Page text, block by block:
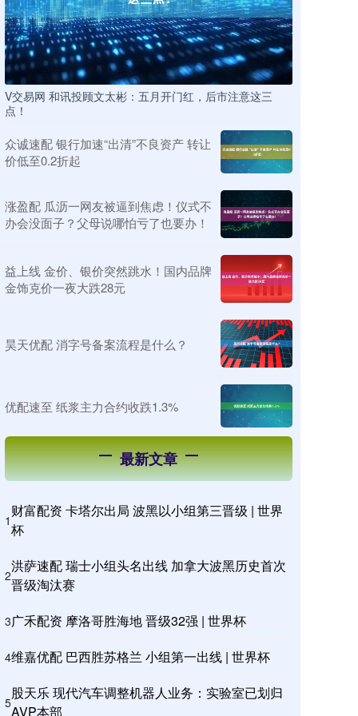
V交易网 和讯投顾文太彬：五月开门红，后市注意这三
点！
众诚速配 银行加速“出清”不良资产 转让
价低至0.2折起
涨盈配 瓜沥一网友被逼到焦虑！仪式不
办会没面子？父母说哪怕亏了也要办！
益上线 金价、银价突然跳水！国内品牌
金饰克价一夜大跌28元
昊天优配 消字号备案流程是什么？
优配速至 纸浆主力合约收跌1.3%
最新文章
1
财富配资 卡塔尔出局 波黑以小组第三晋级 | 世界
杯
2
洪萨速配 瑞士小组头名出线 加拿大波黑历史首次
晋级淘汰赛
3广禾配资 摩洛哥胜海地 晋级32强 | 世界杯
4维嘉优配 巴西胜苏格兰 小组第一出线 | 世界杯
5
股天乐 现代汽车调整机器人业务：实验室已划归
AVP本部